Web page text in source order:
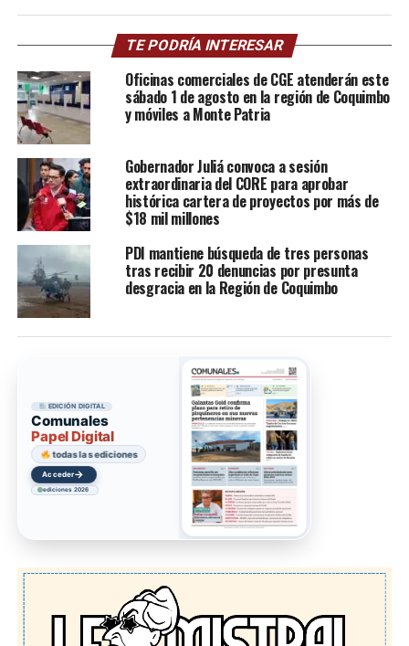
TE PODRÍA INTERESAR
Oficinas comerciales de CGE atenderán este
sábado 1 de agosto en la región de Coquimbo
y móviles a Monte Patria
Gobernador Juliá convoca a sesión
extraordinaria del CORE para aprobar
histórica cartera de proyectos por más de
$18 mil millones
PDI mantiene búsqueda de tres personas
tras recibir 20 denuncias por presunta
desgracia en la Región de Coquimbo
EDICIÓN DIGITAL
Comunales
Papel Digital
todas las ediciones
Acceder→
ediciones 2026